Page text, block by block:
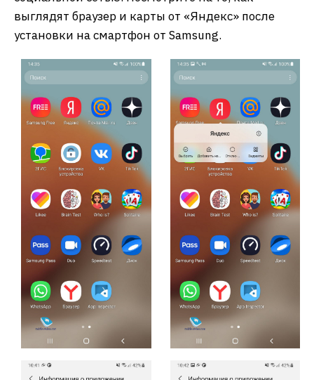
выглядят браузер и карты от «Яндекс» после
установки на смартфон от Samsung.